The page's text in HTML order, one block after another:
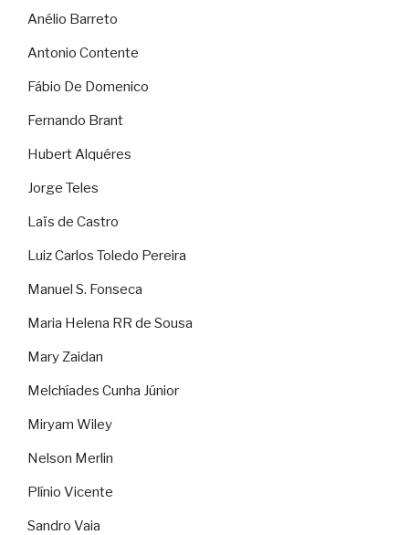
Anélio Barreto
Antonio Contente
Fábio De Domenico
Fernando Brant
Hubert Alquéres
Jorge Teles
Laïs de Castro
Luiz Carlos Toledo Pereira
Manuel S. Fonseca
Maria Helena RR de Sousa
Mary Zaidan
Melchíades Cunha Júnior
Miryam Wiley
Nelson Merlin
Plínio Vicente
Sandro Vaia